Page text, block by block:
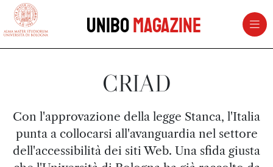
vai al contenuto della pagina
UniboMagazine
CRIAD
Con l'approvazione della legge Stanca, l'Italia
punta a collocarsi all'avanguardia nel settore
dell'accessibilità dei siti Web. Una sfida giusta